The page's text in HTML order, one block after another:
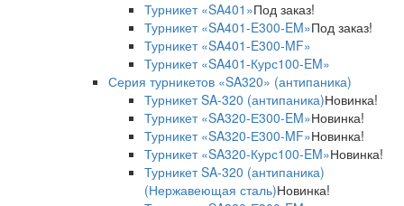
Турникет «SA401»Под заказ!
Турникет «SA401-E300-EM»Под заказ!
Турникет «SA401-E300-MF»
Турникет «SA401-Курс100-EM»
Серия турникетов «SA320» (антипаника)
Турникет SA-320 (антипаника)Новинка!
Турникет «SA320-Е300-EM»Новинка!
Турникет «SA320-Е300-MF»Новинка!
Турникет «SA320-Курс100-EM»Новинка!
Турникет SA-320 (антипаника)
(Нержавеющая сталь)Новинка!